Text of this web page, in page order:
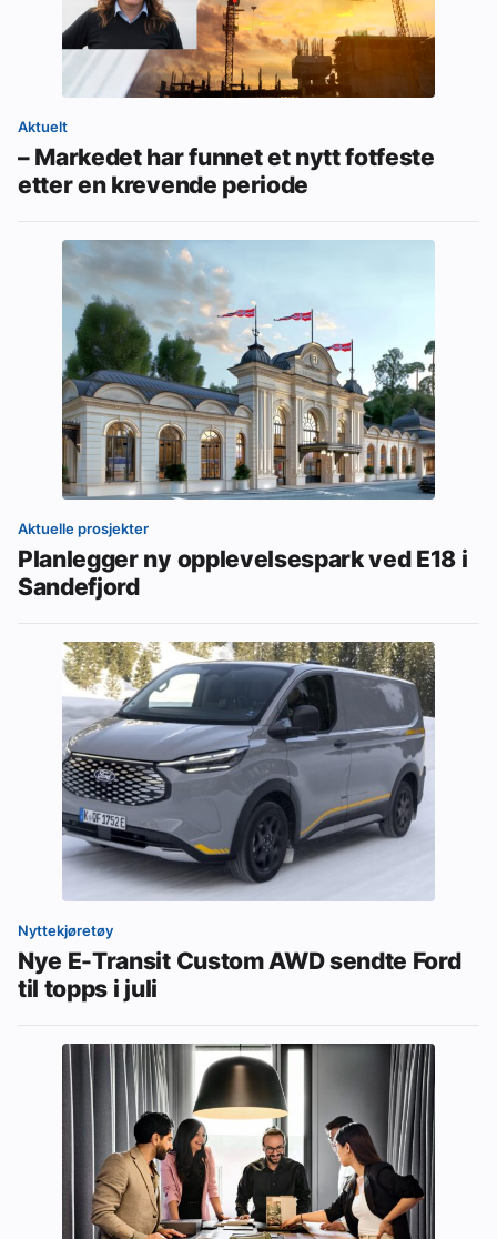
Aktuelt
– Markedet har funnet et nytt fotfeste
etter en krevende periode
Aktuelle prosjekter
Planlegger ny opplevelsespark ved E18 i
Sandefjord
Nyttekjøretøy
Nye E-Transit Custom AWD sendte Ford
til topps i juli